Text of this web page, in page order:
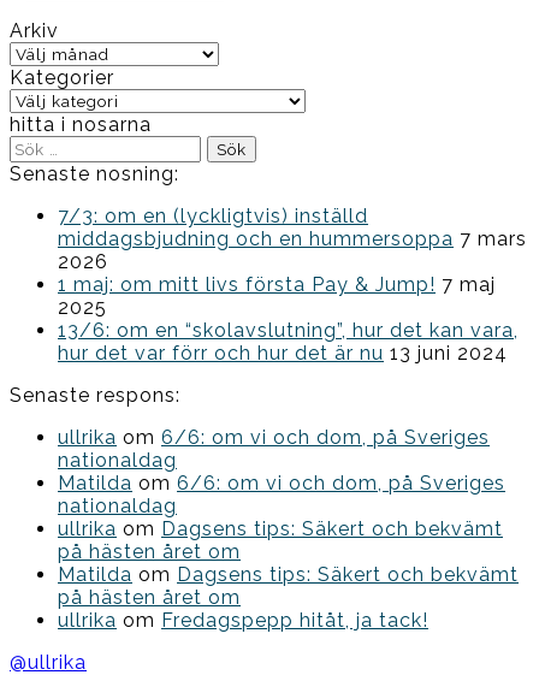
Arkiv
Arkiv
Kategorier
Kategorier
hitta i nosarna
Sök
efter:
Senaste nosning:
7/3: om en (lyckligtvis) inställd
middagsbjudning och en hummersoppa 7 mars
2026
1 maj: om mitt livs första Pay & Jump! 7 maj
2025
13/6: om en “skolavslutning”, hur det kan vara,
hur det var förr och hur det är nu 13 juni 2024
Senaste respons:
ullrika om 6/6: om vi och dom, på Sveriges
nationaldag
Matilda om 6/6: om vi och dom, på Sveriges
nationaldag
ullrika om Dagsens tips: Säkert och bekvämt
på hästen året om
Matilda om Dagsens tips: Säkert och bekvämt
på hästen året om
ullrika om Fredagspepp hitåt, ja tack!
@ullrika